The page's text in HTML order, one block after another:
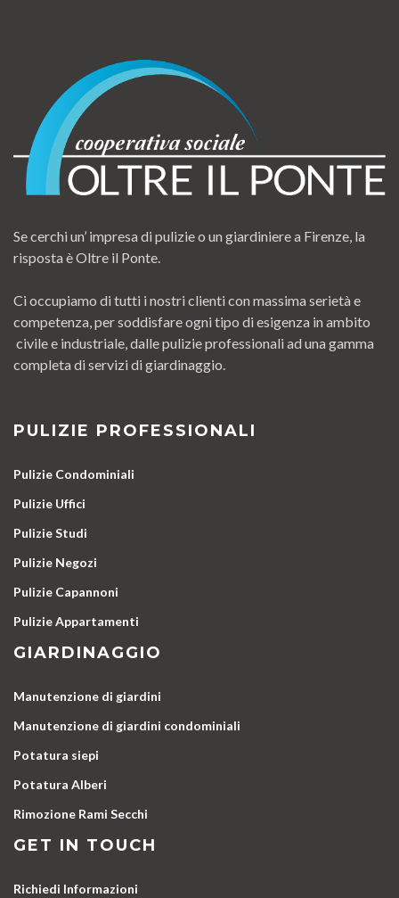
Se cerchi un’ impresa di pulizie o un giardiniere a Firenze, la
risposta è Oltre il Ponte.
Ci occupiamo di tutti i nostri clienti con massima serietà e
competenza, per soddisfare ogni tipo di esigenza in ambito
civile e industriale, dalle pulizie professionali ad una gamma
completa di servizi di giardinaggio.
PULIZIE PROFESSIONALI
Pulizie Condominiali
Pulizie Uffici
Pulizie Studi
Pulizie Negozi
Pulizie Capannoni
Pulizie Appartamenti
GIARDINAGGIO
Manutenzione di giardini
Manutenzione di giardini condominiali
Potatura siepi
Potatura Alberi
Rimozione Rami Secchi
GET IN TOUCH
Richiedi Informazioni